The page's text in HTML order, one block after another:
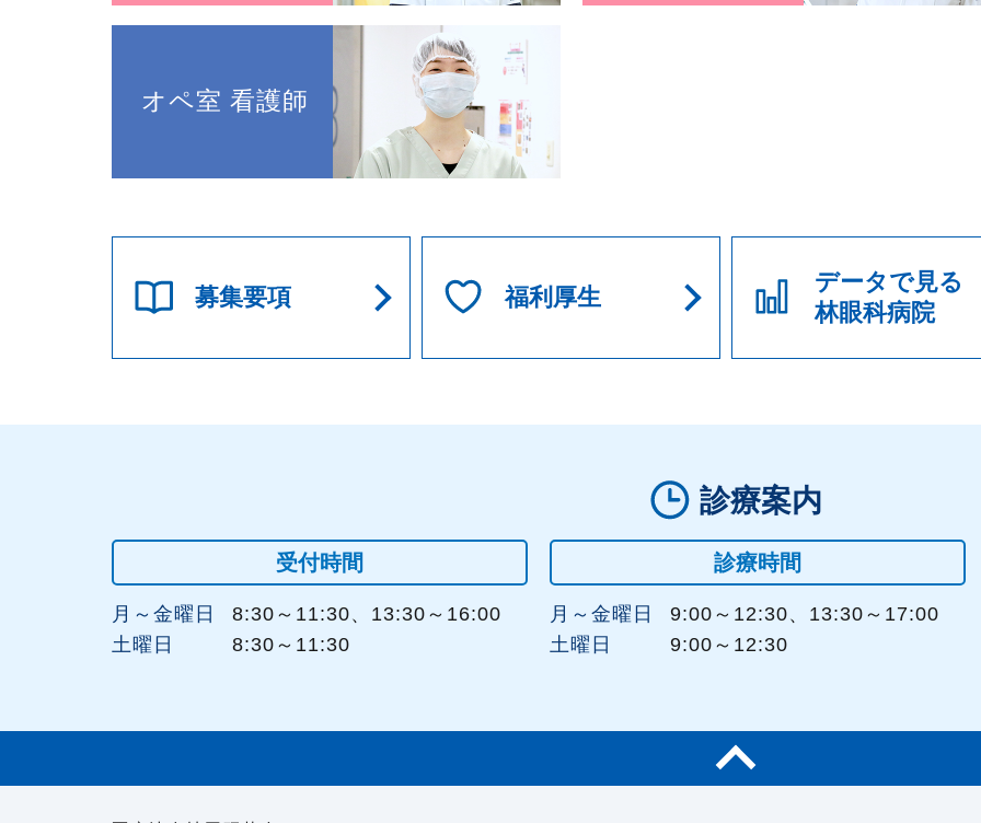
オペ室 看護師
募集要項 福利厚生
データで見る
林眼科病院
診療案内
受付時間
月～金曜日
8:30～11:30、13:30～16:00
土曜日
8:30～11:30
診療時間
月～金曜日
9:00～12:30、13:30～17:00
土曜日
9:00～12:30